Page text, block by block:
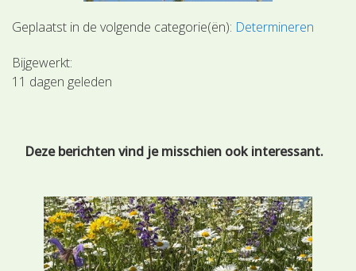
Geplaatst in de volgende categorie(ën): Determineren
Bijgewerkt:
11 dagen geleden
Deze berichten vind je misschien ook interessant.